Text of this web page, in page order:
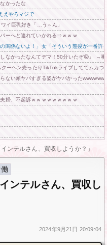
かったな
えやろマジで
イ巨乳好き「…う～ん」
ーへと連れていかれる⇒ｗｗｗ
関係ないよ！」女「そういう態度が一番許
なかったなんてデマ！50分いたぞ😡」 →
ーヘン売ったりTikTokライブしててムカつ
ない頭ヤバすぎる姿がヤバかったwwwwww
婦、不起訴ｗｗｗｗｗｗｗｗｗ
ンテルさん、買収しようか？」
ンテルさん、買収し
2024年9月21日 20:09:04